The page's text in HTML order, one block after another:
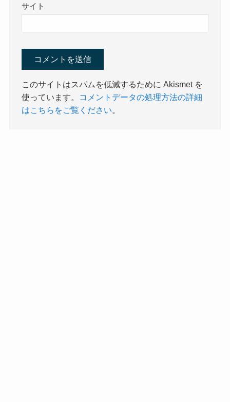
サイト
このサイトはスパムを低減するために Akismet を
使っています。
コメントデータの処理方法の詳細
はこちらをご覧ください。